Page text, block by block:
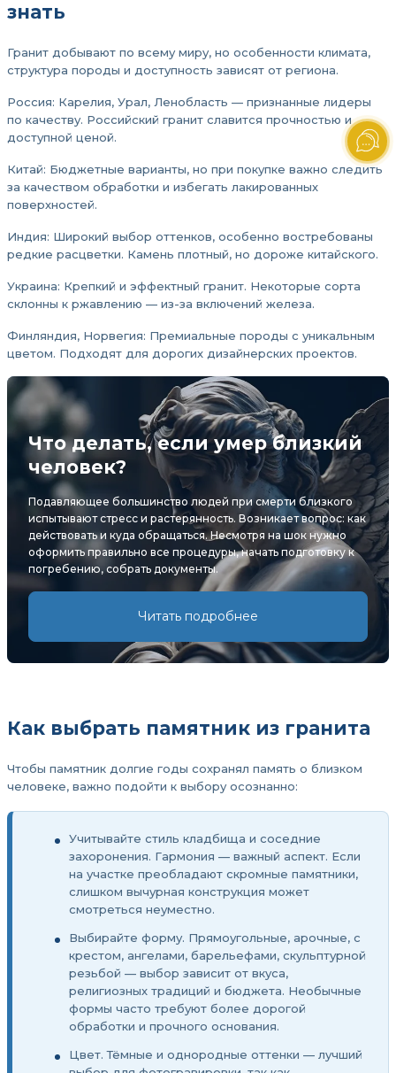
знать
Гранит добывают по всему миру, но особенности климата,
структура породы и доступность зависят от региона.
Россия: Карелия, Урал, Ленобласть — признанные лидеры
по качеству. Российский гранит славится прочностью и
доступной ценой.
Китай: Бюджетные варианты, но при покупке важно следить
за качеством обработки и избегать лакированных
поверхностей.
Индия: Широкий выбор оттенков, особенно востребованы
редкие расцветки. Камень плотный, но дороже китайского.
Украина: Крепкий и эффектный гранит. Некоторые сорта
склонны к ржавлению — из-за включений железа.
Финляндия, Норвегия: Премиальные породы с уникальным
цветом. Подходят для дорогих дизайнерских проектов.
Что делать, если умер близкий
человек?
Подавляющее большинство людей при смерти близкого
испытывают стресс и растерянность. Возникает вопрос: как
действовать и куда обращаться. Несмотря на шок нужно
оформить правильно все процедуры, начать подготовку к
погребению, собрать документы.
Читать подробнее
Как выбрать памятник из гранита
Чтобы памятник долгие годы сохранял память о близком
человеке, важно подойти к выбору осознанно:
Учитывайте стиль кладбища и соседние
захоронения. Гармония — важный аспект. Если
на участке преобладают скромные памятники,
слишком вычурная конструкция может
смотреться неуместно.
Выбирайте форму. Прямоугольные, арочные, с
крестом, ангелами, барельефами, скульптурной
резьбой — выбор зависит от вкуса,
религиозных традиций и бюджета. Необычные
формы часто требуют более дорогой
обработки и прочного основания.
Цвет. Тёмные и однородные оттенки — лучший